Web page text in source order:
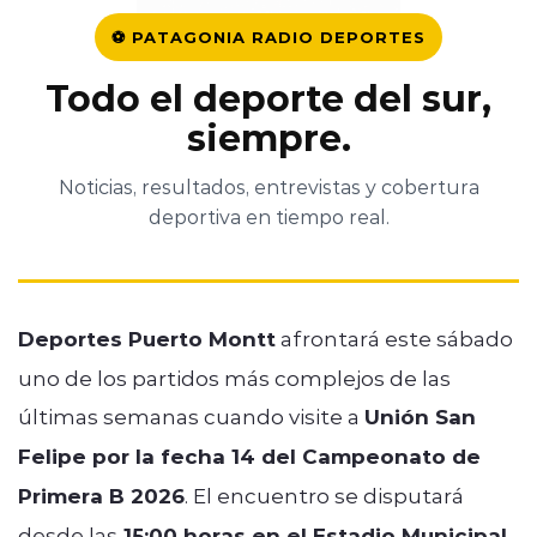
⚽ PATAGONIA RADIO DEPORTES
Todo el deporte del sur,
siempre.
Noticias, resultados, entrevistas y cobertura
deportiva en tiempo real.
Deportes Puerto Monttafrontará este sábado
uno de los partidos más complejos de las
últimas semanas cuando visite a Unión San
Felipe por la fecha 14 del Campeonato de
Primera B 2026. El encuentro se disputará